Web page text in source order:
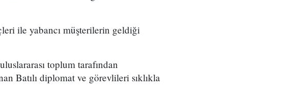
ile yabancı müşterilerin geldiği
toplum tarafından
Batılı diplomat ve görevlileri sıklıkla